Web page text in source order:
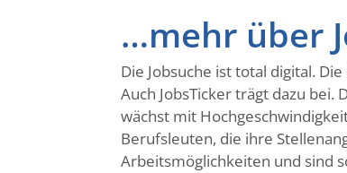
…mehr über
Die Jobsuche ist total digital.
Auch JobsTicker trägt dazu
wächst mit
Berufsleuten, die ihre
Arbeitsmöglichkeiten und sind